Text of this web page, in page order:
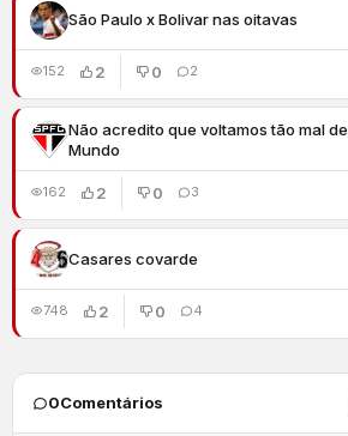
São Paulo x Bolivar nas oitavas
152 2 0 2
Não acredito que voltamos tão mal
Mundo
162 2 0 3
Casares covarde
748 2 0 4
0Comentários